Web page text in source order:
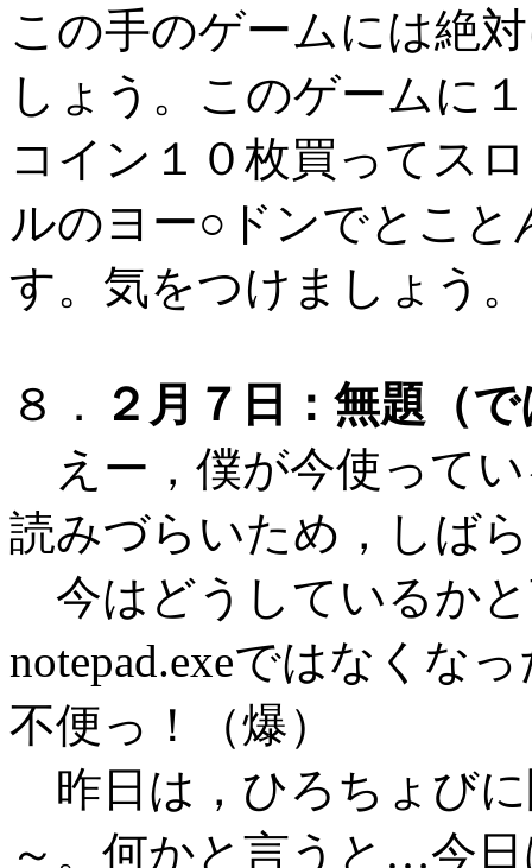
この手のゲームには絶
しょう。このゲームに
コイン１０枚買ってス
ルのヨー○ドンでとこと
す。気をつけましょう。
８．
２月７日：無題（
えー，僕が今使って
読みづらいため，しば
今はどうしているか
notepad.exeではなくな
不便っ！（爆）
昨日は，ひろちょび
～。何かと言うと…今